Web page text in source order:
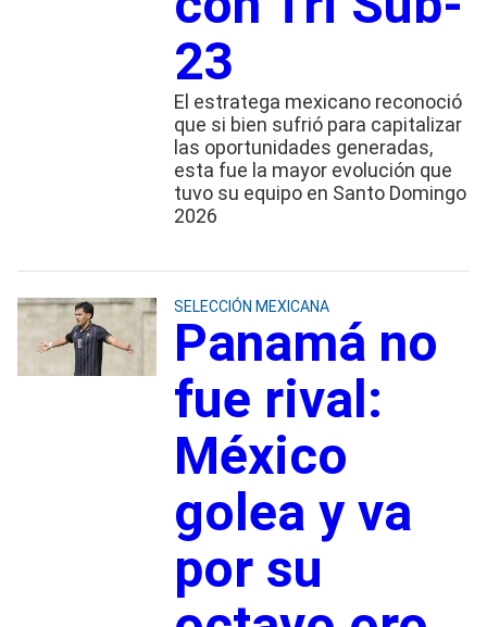
23
El estratega mexicano reconoció
que si bien sufrió para capitalizar
las oportunidades generadas,
esta fue la mayor evolución que
tuvo su equipo en Santo Domingo
2026
SELECCIÓN MEXICANA
Panamá no
fue rival:
México
golea y va
por su